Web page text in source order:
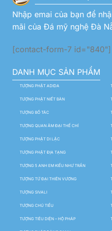
Nhập emai của bạn để
mãi của Đá mỹ nghệ Đà
[contact-form-7 id="840"]
DANH MỤC SẢN PHẨM
TƯỢNG PHẬT ADIDA
TƯỢNG PHẬT NIẾT BÀN
TƯỢNG BỒ TÁC
TƯỢNG QUAN ÂM ĐẠI THẾ CHÍ
TƯỢNG PHẬT DI LẶC
TƯỢNG PHẬT ĐỊA TẠNG
TƯỢNG 5 ANH EM KIỀU NHƯ TRẦN
TƯỢNG TỨ ĐẠI THIÊN VƯƠNG
TƯỢNG SIVALI
TƯỢNG CHÚ TIỂU
TƯỢNG TIÊU DIỆN – HỘ PHÁP